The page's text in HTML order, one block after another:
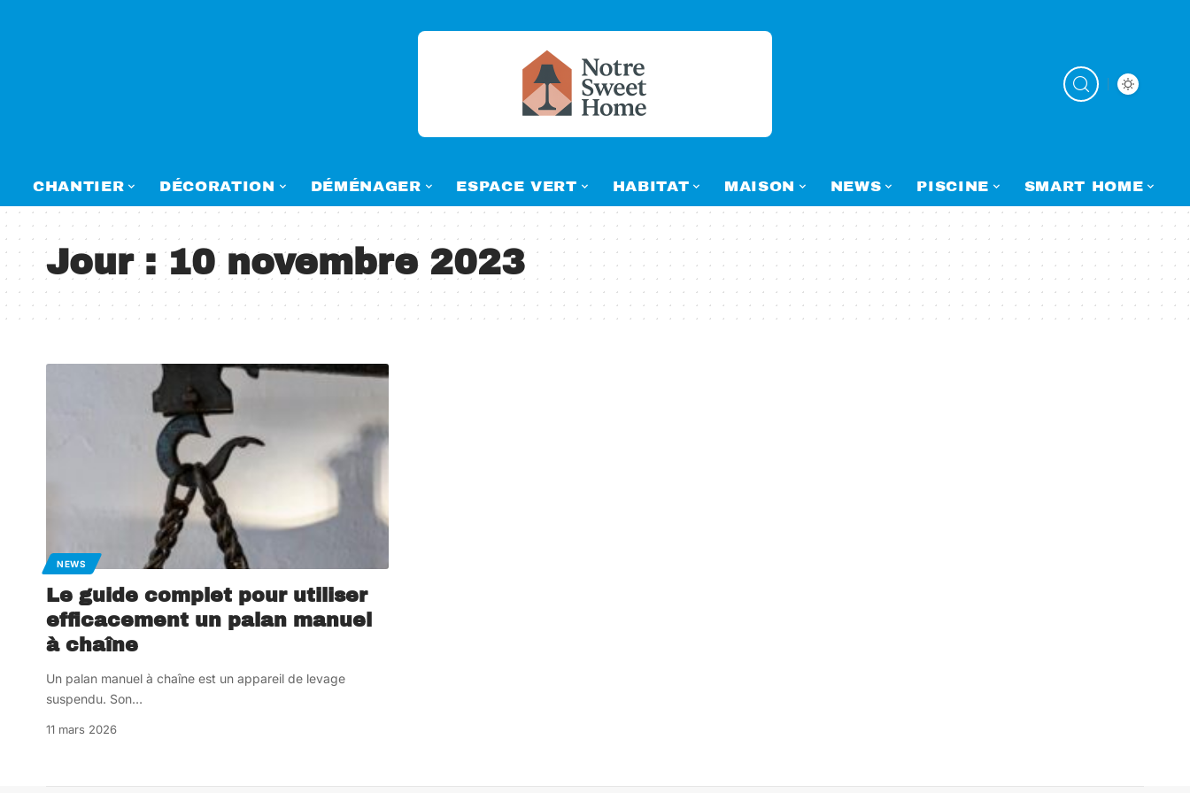
CHANTIER DÉCORATION DÉMÉNAGER ESPACE VERT HABITAT MAISON NEWS PISCINE SMART HOME
Jour :10 novembre 2023
NEWS
Le guide complet pour utiliser
efficacement un palan manuel
à chaîne
Un palan manuel à chaîne est un appareil de levage
suspendu. Son…
11 mars 2026